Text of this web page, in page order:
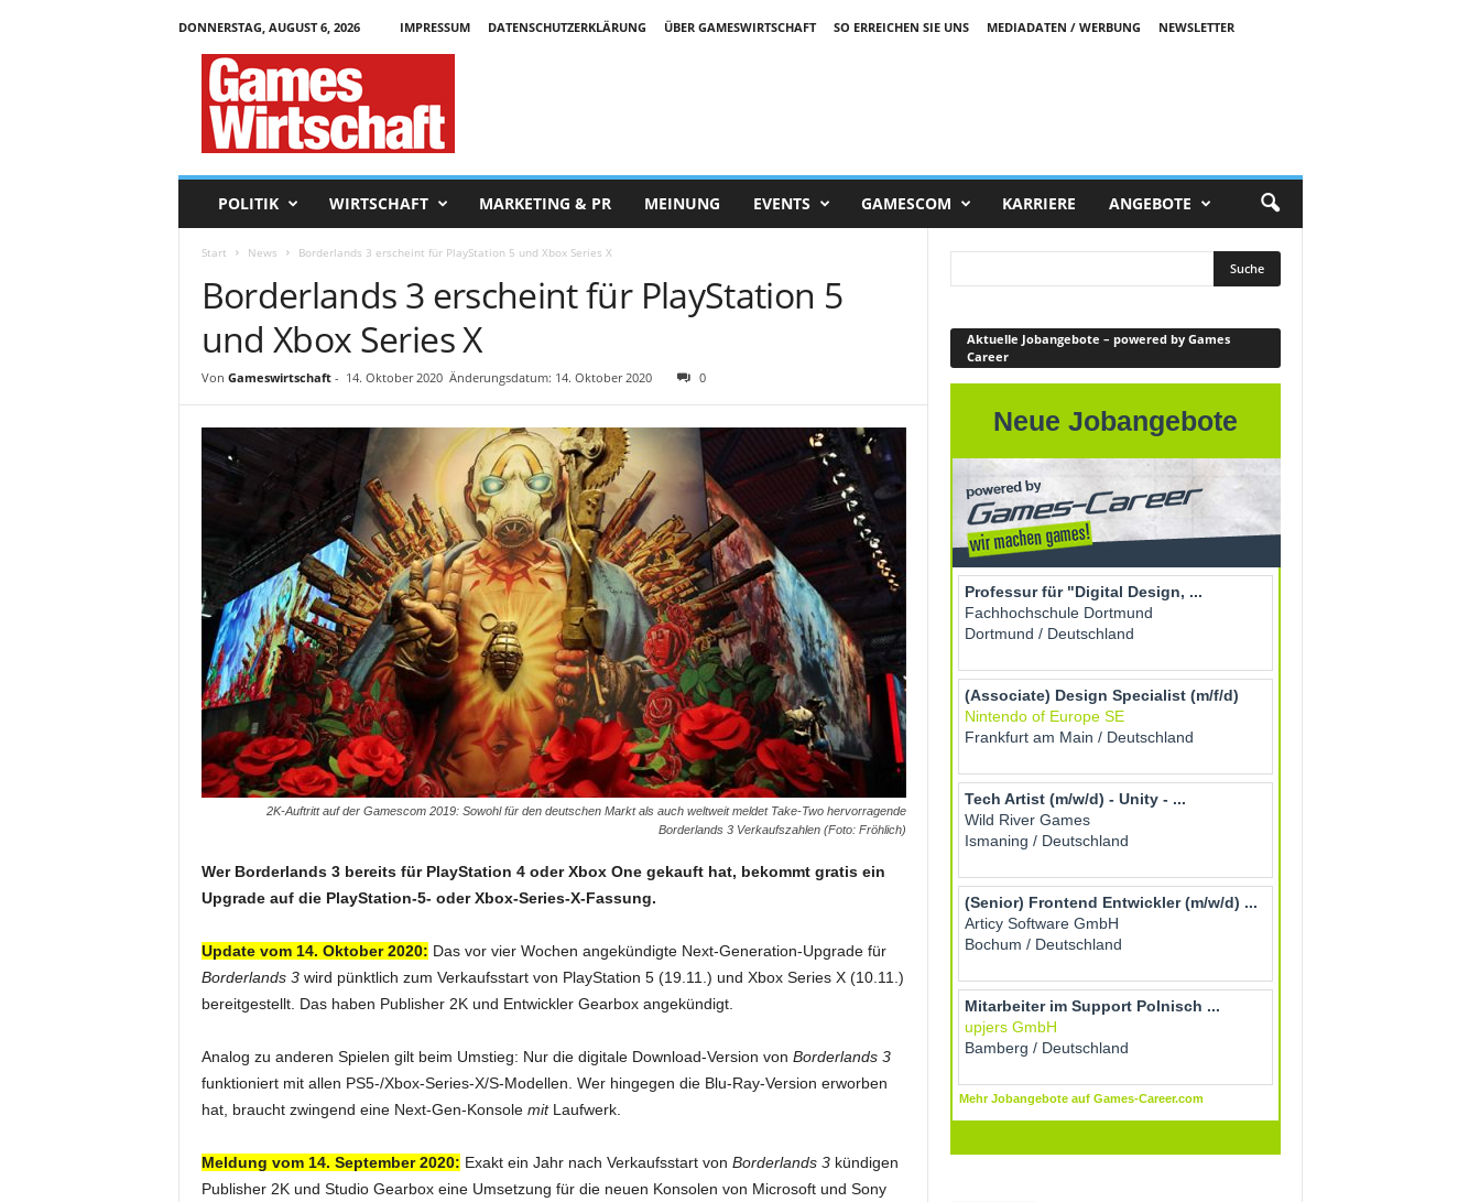
DONNERSTAG, AUGUST 6, 2026 IMPRESSUM DATENSCHUTZERKLÄRUNG ÜBER GAMESWIRTSCHAFT SO ERREICHEN SIE UNS MEDIADATEN / WERBUNG
NEWSLETTER
POLITIK WIRTSCHAFT MARKETING & PR MEINUNG EVENTS GAMESCOM KARRIERE ANGEBOTE
Start News Borderlands 3 erscheint für PlayStation 5 und Xbox Series X
Borderlands 3 erscheint für PlayStation 5
und Xbox Series X
Von Gameswirtschaft- 14. Oktober 2020 Änderungsdatum: 14. Oktober 2020 0
2K-Auftritt auf der Gamescom 2019: Sowohl für den deutschen Markt als auch weltweit meldet Take-Two hervorragende
Borderlands 3 Verkaufszahlen (Foto: Fröhlich)
Wer Borderlands 3 bereits für PlayStation 4 oder Xbox One gekauft hat, bekommt gratis ein
Upgrade auf die PlayStation-5- oder Xbox-Series-X-Fassung.
Update vom 14. Oktober 2020: Das vor vier Wochen angekündigte Next-Generation-Upgrade für
Borderlands 3wird pünktlich zum Verkaufsstart von PlayStation 5 (19.11.) und Xbox Series X (10.11.)
bereitgestellt. Das haben Publisher 2K und Entwickler Gearbox angekündigt.
Analog zu anderen Spielen gilt beim Umstieg: Nur die digitale Download-Version von Borderlands 3
funktioniert mit allen PS5-/Xbox-Series-X/S-Modellen. Wer hingegen die Blu-Ray-Version erworben
hat, braucht zwingend eine Next-Gen-Konsole mitLaufwerk.
Meldung vom 14. September 2020: Exakt ein Jahr nach Verkaufsstart von Borderlands 3kündigen
Publisher 2K und Studio Gearbox eine Umsetzung für die neuen Konsolen von Microsoft und Sony
Aktuelle Jobangebote – powered by Games
Career